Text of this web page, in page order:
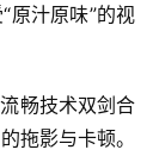
原汁原味”的视
畅技术双剑合
拖影与卡顿。